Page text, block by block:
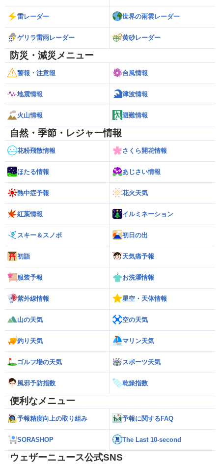
雷レーダー 世界の雨雲レーダー
ゲリラ雷雨レーダー 黄砂レーダー
防災・減災メニュー
警報・注意報 台風情報
地震情報 津波情報
火山情報 避難情報
自然・季節・レジャー情報
花粉飛散情報 さくら開花情報
ほたる情報 あじさい情報
熱中症予報 花火天気
紅葉情報 イルミネーション
スキー＆スノボ 初日の出
初詣 天気痛予報
服装予報 お洗濯情報
紫外線情報 星空・天体情報
山の天気 空の天気
釣り天気 マリン天気
ゴルフ場の天気 スポーツ天気
風邪予防指数 乾燥指数
便利なメニュー
予報精度向上の取り組み 予報に関するFAQ
SORASHOP The Last 10-second
ウェザーニュース公式SNS